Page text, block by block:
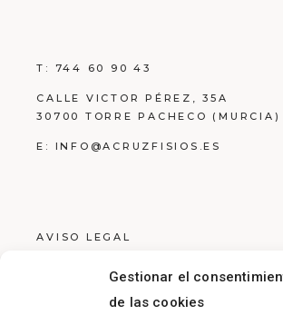
Gestionar el
de las cookies
T: 744 60 90 43
CALLE VICTOR PÉREZ, 35A
30700 TORRE PACHECO (MURCIA)
E: INFO@ACRUZFISIOS.ES
AVISO LEGAL
POLÍTICA DE COOKIES